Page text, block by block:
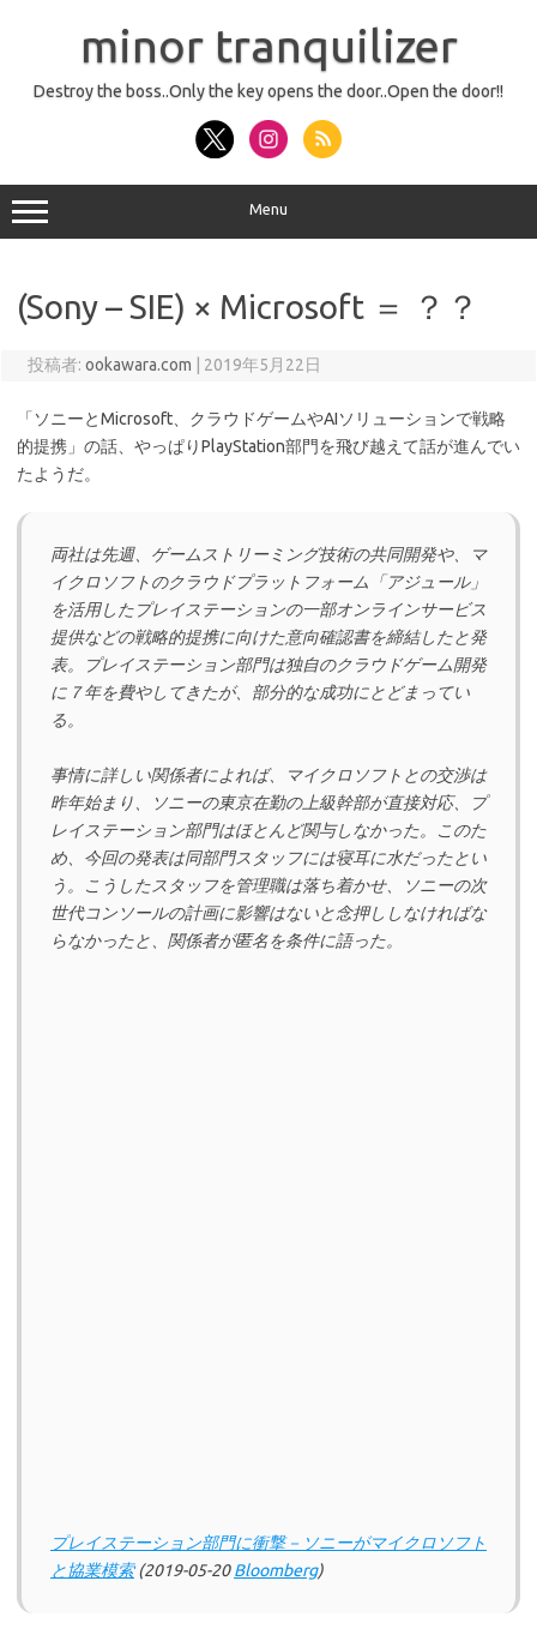
minor tranquilizer
Destroy the boss..Only the key opens the door..Open the door!!
Menu
(Sony – SIE) × Microsoft ＝ ？？
投稿者: ookawara.com 2019年5月22日
「ソニーとMicrosoft、クラウドゲームやAIソリューションで戦略
的提携」の話、やっぱりPlayStation部門を飛び越えて話が進んでい
たようだ。
両社は先週、ゲームストリーミング技術の共同開発や、マ
イクロソフトのクラウドプラットフォーム「アジュール」
を活用したプレイステーションの一部オンラインサービス
提供などの戦略的提携に向けた意向確認書を締結したと発
表。プレイステーション部門は独自のクラウドゲーム開発
に７年を費やしてきたが、部分的な成功にとどまってい
る。
事情に詳しい関係者によれば、マイクロソフトとの交渉は
昨年始まり、ソニーの東京在勤の上級幹部が直接対応、プ
レイステーション部門はほとんど関与しなかった。このた
め、今回の発表は同部門スタッフには寝耳に水だったとい
う。こうしたスタッフを管理職は落ち着かせ、ソニーの次
世代コンソールの計画に影響はないと念押ししなければな
らなかったと、関係者が匿名を条件に語った。
プレイステーション部門に衝撃－ソニーがマイクロソフト
と協業模索(2019-05-20Bloomberg)